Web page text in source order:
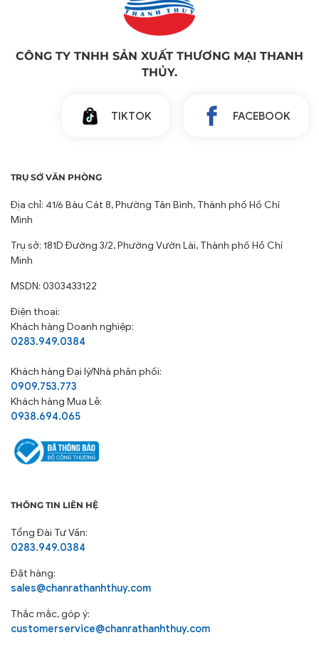
CÔNG TY TNHH SẢN XUẤT THƯƠNG MẠI THANH
THỦY.
TIKTOK FACEBOOK
TRỤ SỞ VĂN PHÒNG
Địa chỉ: 41/6 Bàu Cát 8, Phường Tân Bình, Thành phố Hồ Chí
Minh
Trụ sở: 181D Đường 3/2, Phường Vườn Lài, Thành phố Hồ Chí
Minh
MSDN: 0303433122
Điện thoại:
Khách hàng Doanh nghiệp:
0283.949.0384
Khách hàngĐại lý/Nhà phân phối:
0909.753.773
Khách hàng Mua Lẻ:
0938.694.065
THÔNG TIN LIÊN HỆ
Tổng Đài Tư Vấn:
0283.949.0384
Đặt hàng:
sales@chanrathanhthuy.com
Thắc mắc, góp ý:
customerservice@chanrathanhthuy.com